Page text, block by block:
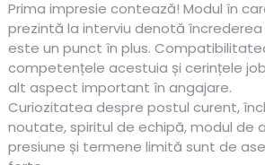
Prima impresie contează! Modul în
prezintă la interviu denotă încrederea
este un punct în plus.
competențele acestuia și cerințele
alt aspect important în angajare.
Curiozitatea despre postul curent,
noutate, spiritul de echipă, modul de
presiune și termene limită sunt de